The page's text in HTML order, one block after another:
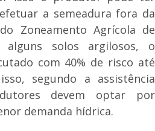
a semeadura fora da
Zoneamento Agrícola de
alguns solos argilosos, o
com 40% de risco até
segundo a assistência
devem optar por
demanda hídrica.